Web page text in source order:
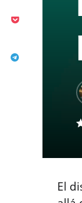
El